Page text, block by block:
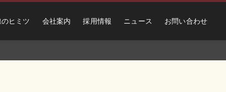
ヒミツ 会社案内 採用情報 ニュース お問い合わせ